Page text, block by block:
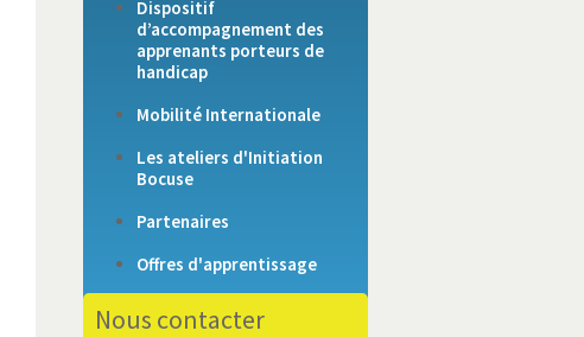
Dispositif
d’accompagnement des
apprenants porteurs de
handicap
Mobilité Internationale
Les ateliers d'Initiation
Bocuse
Partenaires
Offres d'apprentissage
Nous contacter